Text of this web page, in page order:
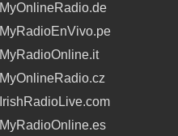
MyOnlineRadio.de
MyRadioEnVivo.pe
MyRadioOnline.it
MyOnlineRadio.cz
IrishRadioLive.com
MyRadioOnline.es